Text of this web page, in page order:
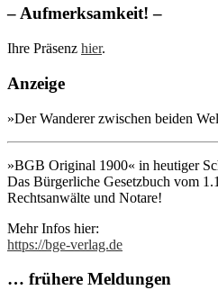
– Aufmerksamkeit! –
Ihre Präsenz hier.
Anzeige
»Der Wanderer zwischen beiden
»BGB Original 1900« in heutiger
Das Bürgerliche Gesetzbuch vom
Rechtsanwälte und Notare!
Mehr Infos hier:
https://bge-verlag.de
… frühere Meldungen